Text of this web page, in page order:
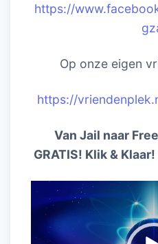
https://
Op onze eigen
https://
Van Jail naar
GRATIS! Klik &
Videospeler